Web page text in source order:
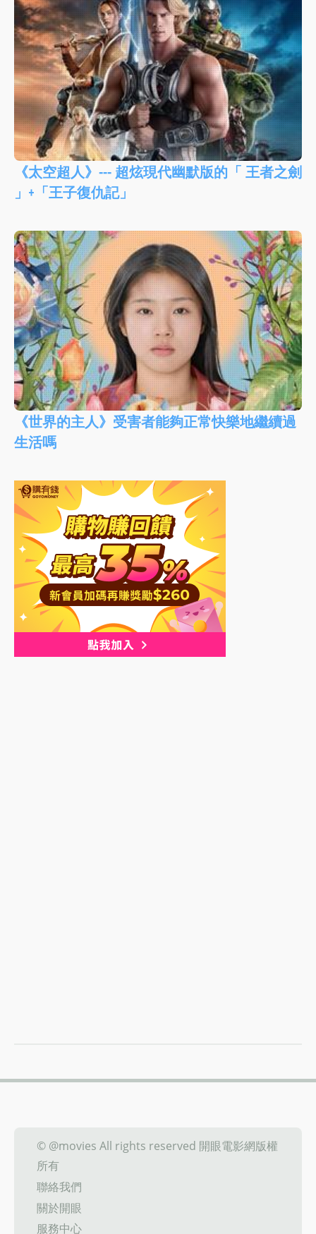
《太空超人》--- 超炫現代幽默版的「 王者之劍
」+「王子復仇記」
《世界的主人》受害者能夠正常快樂地繼續過
生活嗎
© @movies All rights reserved 開眼電影網版權
所有
聯絡我們
關於開眼
服務中心